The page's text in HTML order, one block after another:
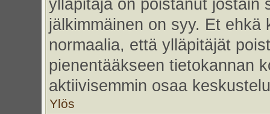
ylläpitäjä on poistanut jostain
jälkimmäinen on syy. Et
normaalia, että ylläpitäjät
pienentääkseen tietokannan
aktiivisemmin osaa
Ylös